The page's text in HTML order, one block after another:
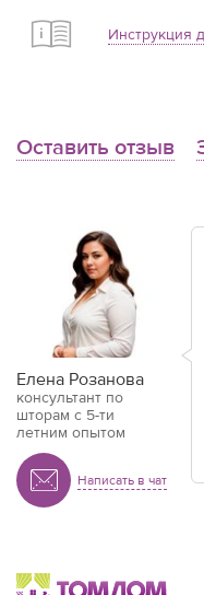
Инструкция
Оставить отзыв
Елена Розанова
консультант по
шторам с 5-ти
летним опытом
Написать в чат